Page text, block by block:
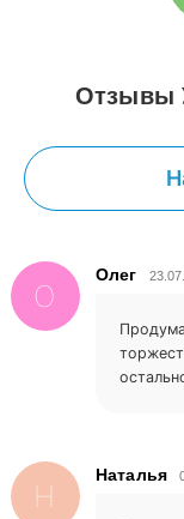
Отзывы
Олег
Наталья